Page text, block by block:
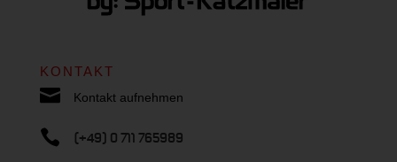
KONTAKT
 Kontakt aufnehmen
 (+49) 0 711 765989